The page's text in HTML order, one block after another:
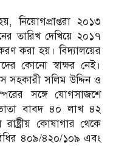
২০১৩
তা‌রিখ দে‌খিয়ে ২০১৭
করা হয়। বিদ্যালয়ের
কোনো স্বাক্ষর নেই।
সলিম উদ্দিন ও
সঙ্গে যোগসাজশে
বাবদ ৪০ লাখ ৪২
কোষাগার থেকে
৪০৯/৪২০/১০৯ এবং